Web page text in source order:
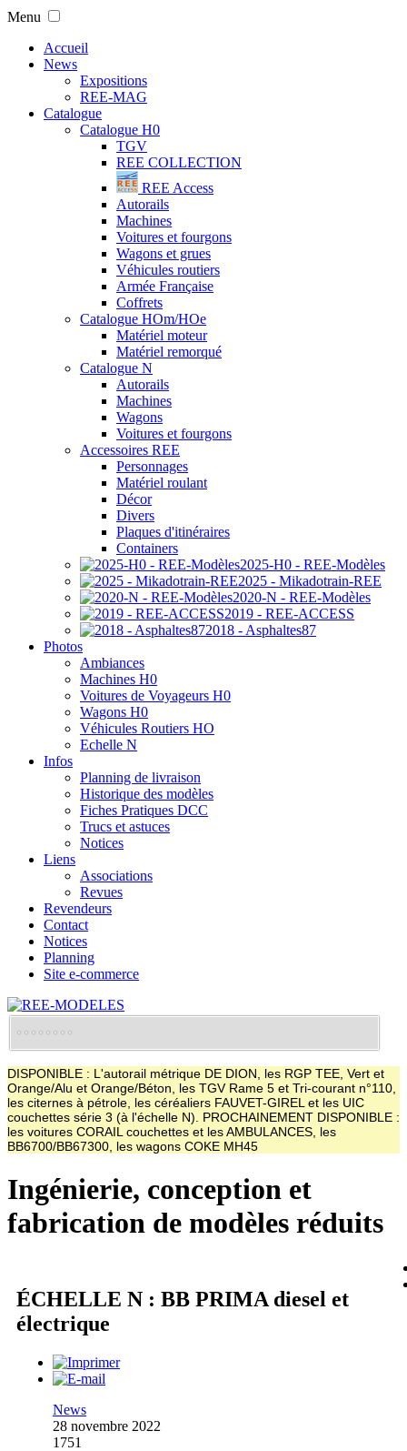
Menu
Accueil
News
Expositions
REE-MAG
Catalogue
Catalogue H0
TGV
REE COLLECTION
REE Access
Autorails
Machines
Voitures et fourgons
Wagons et grues
Véhicules routiers
Armée Française
Coffrets
Catalogue HOm/HOe
Matériel moteur
Matériel remorqué
Catalogue N
Autorails
Machines
Wagons
Voitures et fourgons
Accessoires REE
Personnages
Matériel roulant
Décor
Divers
Plaques d'itinéraires
Containers
2025-H0 - REE-Modèles
2025 - Mikadotrain-REE
2020-N - REE-Modèles
2019 - REE-ACCESS
2018 - Asphaltes87
Photos
Ambiances
Machines H0
Voitures de Voyageurs H0
Wagons H0
Véhicules Routiers HO
Echelle N
Infos
Planning de livraison
Historique des modèles
Fiches Pratiques DCC
Trucs et astuces
Notices
Liens
Associations
Revues
Revendeurs
Contact
Notices
Planning
Site e-commerce
DISPONIBLE : L'autorail métrique DE DION, les RGP TEE, Vert et
Orange/Alu et Orange/Béton, les TGV Rame 5 et Tri-courant n°110,
les citernes à pétrole, les céréaliers FAUVET-GIREL et les UIC
couchettes série 3 (à l'échelle N). PROCHAINEMENT DISPONIBLE :
les voitures CORAIL couchettes et les AMBULANCES, les
BB6700/BB67300, les wagons COKE MH45
Ingénierie, conception et
fabrication de modèles réduits
ÉCHELLE N : BB PRIMA diesel et
électrique
News
28 novembre 2022
1751